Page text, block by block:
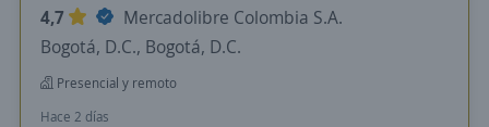
4,7
Mercadolibre Colombia S.A.
Bogotá, D.C., Bogotá, D.C.
Presencial y remoto
Hace 2 días